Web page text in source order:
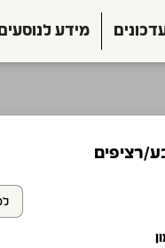
מידע
רציפים